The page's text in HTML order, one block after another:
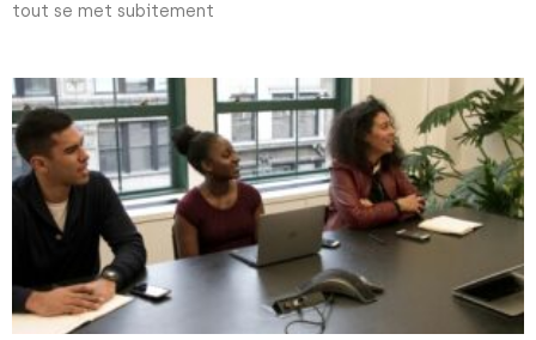
tout se met subitement